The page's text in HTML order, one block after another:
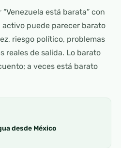
está barata” con
activo puede parecer barato
riesgo político, problemas
reales de salida. Lo barato
a veces está barato
desde México